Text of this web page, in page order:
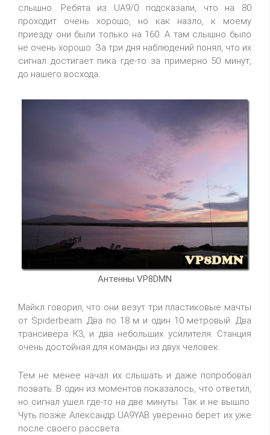
слышно. Ребята из UA9/0 подсказали, что на 80
проходит очень хорошо, но как назло, к моему
приезду они были только на 160. А там слышно было
не очень хорошо. За три дня наблюдений понял, что их
сигнал достигает пика где-то за примерно 50 минут,
до нашего восхода.
Антенны VP8DMN
Майкл говорил, что они везут три пластиковые мачты
от Spiderbeam. Два по 18 м и один 10 метровый. Два
трансивера К3, и два небольших усилителя. Станция
очень достойная для команды из двух человек.
Тем не менее начал их слышать и даже попробовал
позвать. В один из моментов показалось, что ответил,
но сигнал ушел где-то на две минуты. Так и не вышло.
Чуть позже Александр UA9YAB уверенно берет их уже
после своего рассвета.